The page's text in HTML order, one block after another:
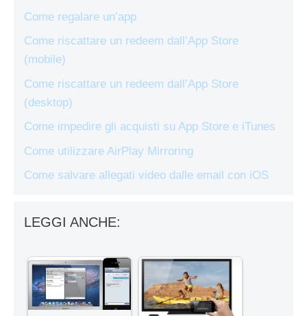
Come regalare un’app
Come riscattare un redeem dall’App Store
(mobile)
Come riscattare un redeem dall’App Store
(desktop)
Come impedire gli acquisti su App Store e iTunes
Come utilizzare AirPlay Mirroring
Come salvare allegati video dalle email con iOS
LEGGI ANCHE: